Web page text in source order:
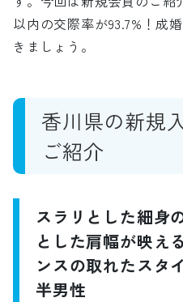
以内の交際率が93.7%！成
きましょう。
香川県の新規
ご紹介
スラリとした細身
とした肩幅が映え
ンスの取れたスタ
半男性